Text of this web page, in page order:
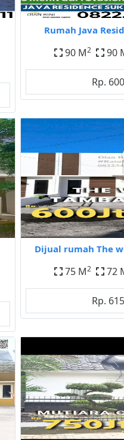
Rumah Java
90 M2 90
Rp.
Dijual rumah The
75 M2 72
Rp.